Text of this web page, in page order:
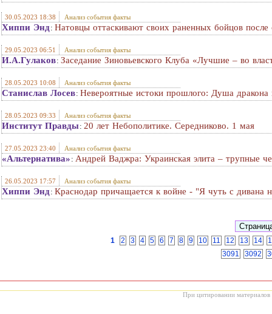
30.05.2023 18:38 Анализ события факты
Хиппи Энд : Натовцы оттаскивают своих раненных бойцов после
29.05.2023 06:51 Анализ события факты
И.А.Гулаков: Заседание Зиновьевского Клуба «Лучшие – во
28.05.2023 10:08 Анализ события факты
Станислав Лосев: Невероятные истоки прошлого: Душа дракона
28.05.2023 09:33 Анализ события факты
Институт Правды: 20 лет Небополитике. Середниково. 1 мая
27.05.2023 23:40 Анализ события факты
«Альтернатива» : Андрей Ваджра: Украинская элита – трупные
26.05.2023 17:57 Анализ события факты
Хиппи Энд : Краснодар причащается к войне - "Я чуть с дивана
1 2 3 4 5 6 7 8 9 10 11 12 13 14
3091
3092
При цитировании материалов